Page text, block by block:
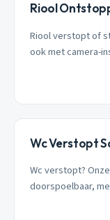
Riool
Riool verstopt of
ook met camera-
Wc Verstopt
Wc verstopt?
doorspoelbaar,